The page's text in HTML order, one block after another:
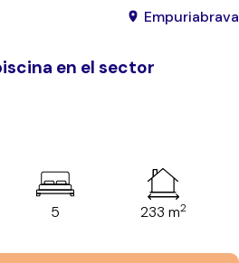
Empuriabrava
en el sector
5 233 m2